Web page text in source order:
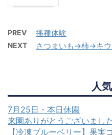
PREV 播種体験
NEXT さつまいも→柿→キウ
人
7月25日・本日休園
来園ありがとうございました
【冷凍ブルーベリー】果